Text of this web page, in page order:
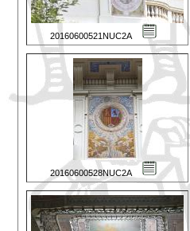
20160600521NUC2A
20160600528NUC2A